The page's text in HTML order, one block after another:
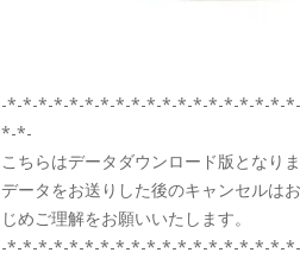
-*-*-*-*-*-*-*-*-*-*-*-*-*-*-*-*-*-*-
*-*-
こちらはデータダウンロード版となりま
データをお送りした後のキャンセルは
じめご理解をお願いいたします。
-*-*-*-*-*-*-*-*-*-*-*-*-*-*-*-*-*-*-